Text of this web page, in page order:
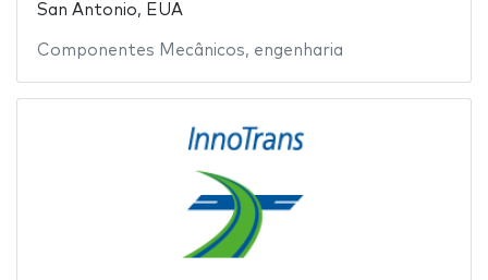
San Antonio, EUA
Componentes Mecânicos, engenharia